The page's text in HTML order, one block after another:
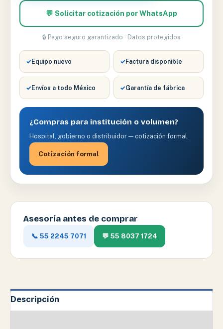
💬 Solicitar cotización por WhatsApp
🔒 Pago seguro garantizado · Datos protegidos
✓Equipo nuevo ✓Factura disponible
✓Envíos a todo México ✓Garantía de fábrica
¿Compras para institución o volumen?
Hospital, gobierno o distribuidor — cotización formal.
Cotización formal
Asesoría antes de comprar
📞 55 2245 7071 💬 55 8037 1724
Descripción